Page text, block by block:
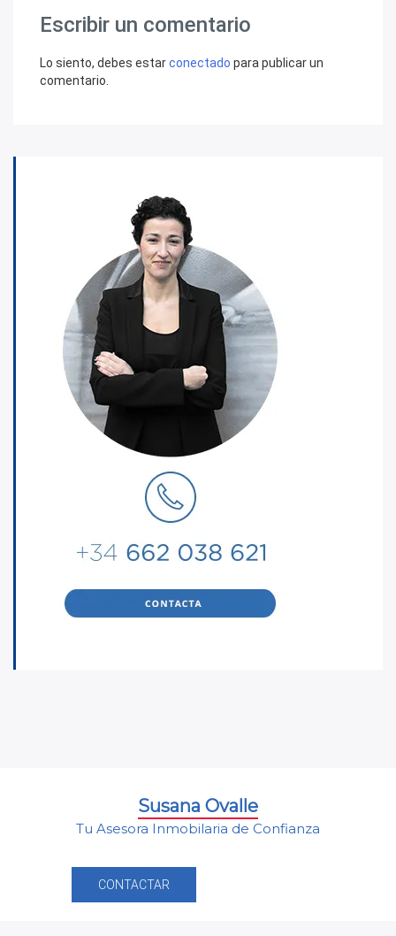
ventana
nueva)nueva)nueva)
Escribir un comentario
Lo siento, debes estarconectado para publicar un
comentario.
Susana Ovalle
Tu Asesora Inmobilaria de Confianza
CONTACTAR